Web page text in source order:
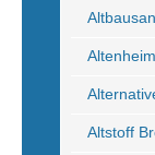
Altstoff